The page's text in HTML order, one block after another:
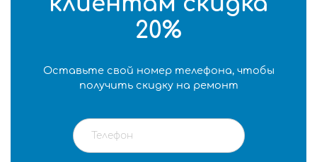
20%
Оставьте свой номер телефона, чтобы
получить скидку на ремонт